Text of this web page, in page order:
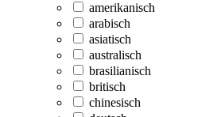
amerikanisch
arabisch
asiatisch
australisch
brasilianisch
britisch
chinesisch